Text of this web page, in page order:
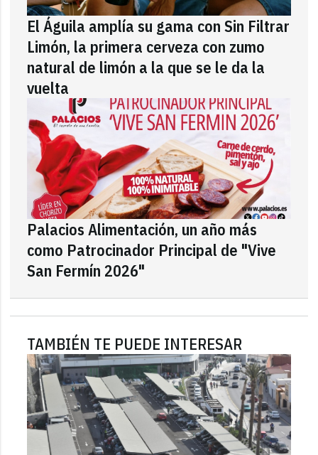
El Águila amplía su gama con Sin Filtrar
Limón, la primera cerveza con zumo
natural de limón a la que se le da la
vuelta
Palacios Alimentación, un año más
como Patrocinador Principal de "Vive
San Fermín 2026"
TAMBIÉN TE PUEDE INTERESAR